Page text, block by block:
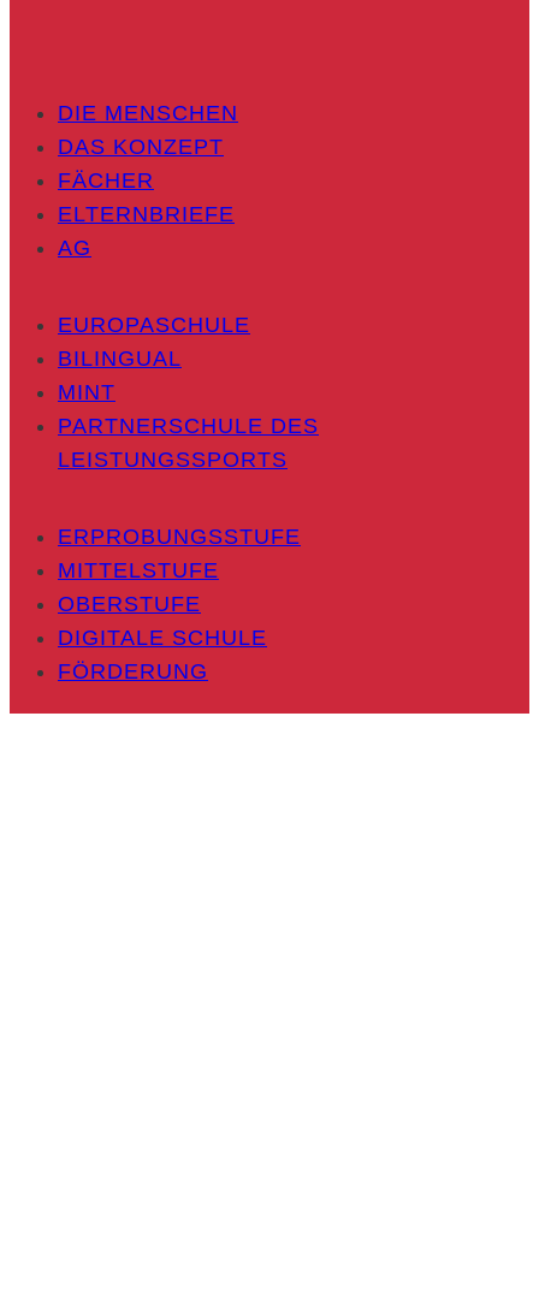
DIE MENSCHEN
DAS KONZEPT
FÄCHER
ELTERNBRIEFE
AG
EUROPASCHULE
BILINGUAL
MINT
PARTNERSCHULE DES
LEISTUNGSSPORTS
ERPROBUNGSSTUFE
MITTELSTUFE
OBERSTUFE
DIGITALE SCHULE
FÖRDERUNG